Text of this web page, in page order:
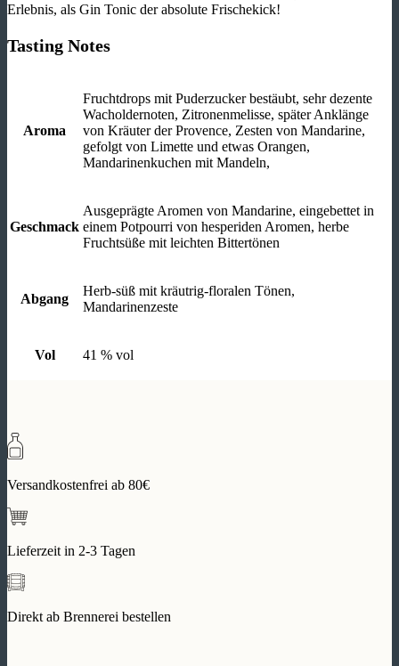
Erlebnis, als Gin Tonic der absolute Frischekick!
Tasting Notes
Aroma
Fruchtdrops mit Puderzucker bestäubt, sehr dezente
Wacholdernoten, Zitronenmelisse, später Anklänge
von Kräuter der Provence, Zesten von Mandarine,
gefolgt von Limette und etwas Orangen,
Mandarinenkuchen mit Mandeln,
Geschmack
Ausgeprägte Aromen von Mandarine, eingebettet in
einem Potpourri von hesperiden Aromen, herbe
Fruchtsüße mit leichten Bittertönen
Abgang
Herb-süß mit kräutrig-floralen Tönen,
Mandarinenzeste
Vol 41 % vol
Versandkostenfrei ab 80€
Lieferzeit in 2-3 Tagen
Direkt ab Brennerei bestellen